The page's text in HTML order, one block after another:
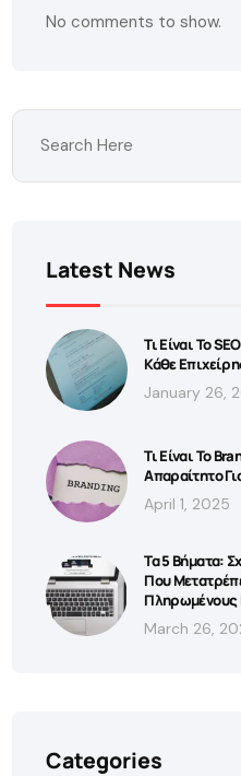
No comments to show.
Latest News
Τι Είναι Το
Κάθε
January 26,
Τι Είναι Το
Απαραίτητο
April 1, 2025
Τα 5 Βήματα:
Που
Πληρωμένους
March 26,
Categories